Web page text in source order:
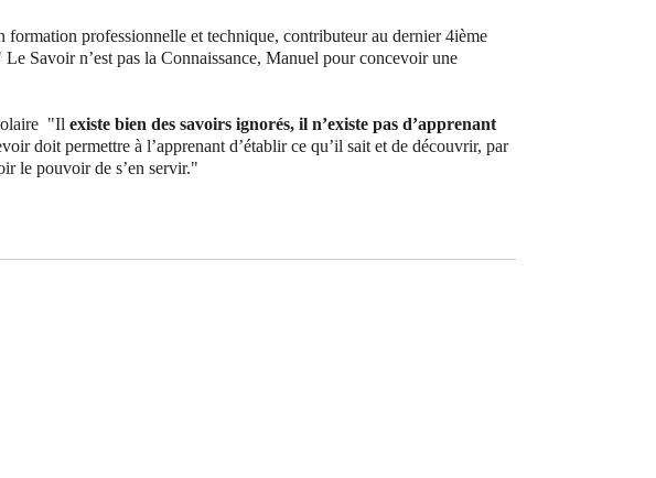
professionnelle et technique, contributeur au dernier 4ième
Savoir n’est pas la Connaissance, Manuel pour concevoir une
"Il existe bien des savoirs ignorés, il n’existe pas d’apprenant
doit permettre à l’apprenant d’établir ce qu’il sait et de découvrir, par
le pouvoir de s’en servir."